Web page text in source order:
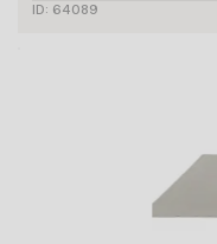
ID: 64089